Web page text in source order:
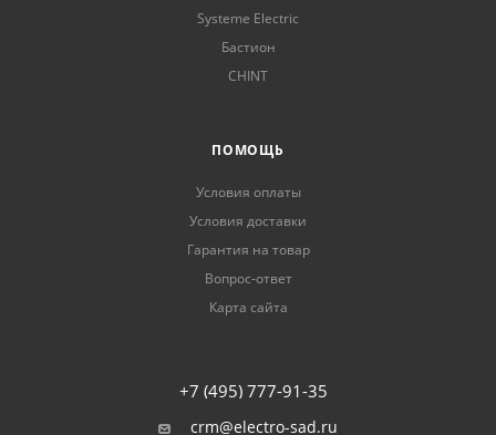
Systeme Electric
Бастион
CHINT
ПОМОЩЬ
Условия оплаты
Условия доставки
Гарантия на товар
Вопрос-ответ
Карта сайта
+7 (495) 777-91-35
crm@electro-sad.ru